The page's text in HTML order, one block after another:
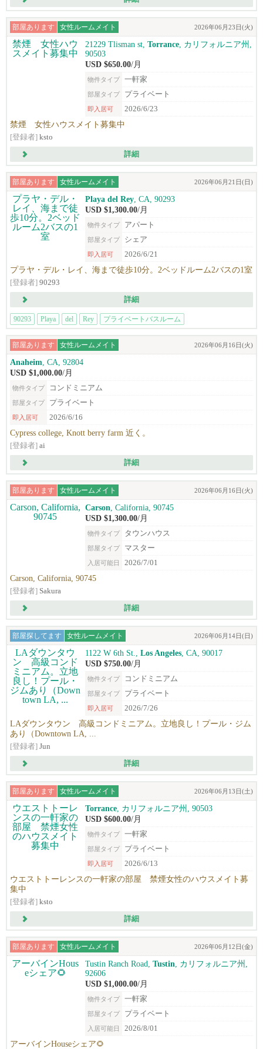
部屋あります 女性ルームメイト 2026年06月23日(火)
21229 Tlisman st, Torrance , カリフォルニア州,
90503
USD $650.00/月
物件タイプ 一軒家
部屋タイプ プライベート
即入居可 2026/6/23
禁煙 女性ハウスメイト募集中
[登録者] ksto
詳細
部屋あります 女性ルームメイト 2026年06月21日(日)
Playa del Rey , CA, 90293
USD $1,300.00/月
物件タイプ アパート
部屋タイプ シェア
即入居可 2026/6/21
プラヤ・デル・レイ、海まで徒歩10分。2ベッドルーム2バスの1室
[登録者] 90293
詳細
90293 Playa del Rey プライベートバスルーム
部屋あります 女性ルームメイト 2026年06月16日(火)
Anaheim , CA, 92804
USD $1,000.00/月
物件タイプ コンドミニアム
部屋タイプ プライベート
即入居可 2026/6/16
Cypress college, Knott berry farm 近く。
[登録者] ai
詳細
部屋あります 女性ルームメイト 2026年06月16日(火)
Carson , California, 90745
USD $1,300.00/月
物件タイプ タウンハウス
部屋タイプ マスター
入居可能日 2026/7/01
Carson, California, 90745
[登録者] Sakura
詳細
部屋探してます 女性ルームメイト 2026年06月14日(日)
1122 W 6th St., Los Angeles , CA, 90017
USD $750.00/月
物件タイプ コンドミニアム
部屋タイプ プライベート
即入居可 2026/7/26
LAダウンタウン 高級コンドミニアム。立地良し！プール・ジム
あり（Downtown LA, ...
[登録者] Jun
詳細
部屋あります 女性ルームメイト 2026年06月13日(土)
Torrance , カリフォルニア州, 90503
USD $600.00/月
物件タイプ 一軒家
部屋タイプ プライベート
即入居可 2026/6/13
ウエストトーレンスの一軒家の部屋 禁煙女性のハウスメイト募
集中
[登録者] ksto
詳細
部屋あります 女性ルームメイト 2026年06月12日(金)
Tustin Ranch Road, Tustin , カリフォルニア州,
92606
USD $1,000.00/月
物件タイプ 一軒家
部屋タイプ プライベート
入居可能日 2026/8/01
アーバインHouseシェア🌻